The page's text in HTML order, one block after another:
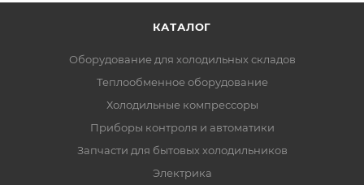
КАТАЛОГ
Оборудование для холодильных складов
Теплообменное оборудование
Холодильные компрессоры
Приборы контроля и автоматики
Запчасти для бытовых холодильников
Электрика